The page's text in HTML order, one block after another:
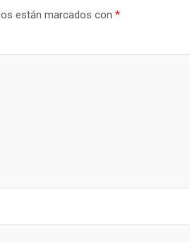
están marcados con *